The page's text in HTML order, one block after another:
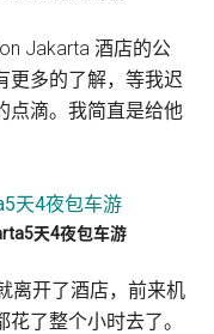
Jakarta 酒店的公
更多的了解，等我迟
点滴。我简直是给他
天4夜包车游
离开了酒店，前来机
了整个小时去了。